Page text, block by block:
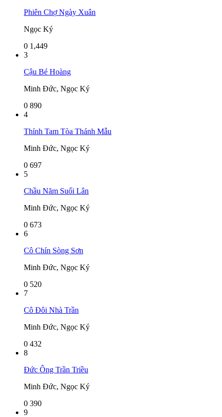
Phiên Chợ Ngày Xuân
Ngọc Ký
0 1,449
3
Cậu Bé Hoàng
Minh Đức, Ngọc Ký
0 890
4
Thỉnh Tam Tòa Thánh Mẫu
Minh Đức, Ngọc Ký
0 697
5
Chầu Năm Suối Lân
Minh Đức, Ngọc Ký
0 673
6
Cô Chín Sòng Sơn
Minh Đức, Ngọc Ký
0 520
7
Cô Đôi Nhà Trần
Minh Đức, Ngọc Ký
0 432
8
Đức Ông Trần Triều
Minh Đức, Ngọc Ký
0 390
9